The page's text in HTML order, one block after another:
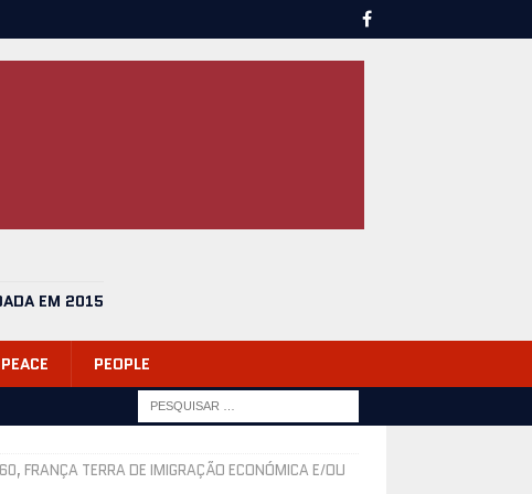
EM 2015
PEOPLE
FRANÇA TERRA DE IMIGRAÇÃO ECONÓMICA E/OU